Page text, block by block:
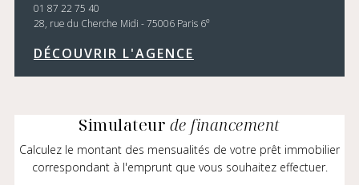
01 87 22 75 40
28, rue du Cherche Midi - 75006 Paris 6e
DÉCOUVRIR L'AGENCE
Simulateur de financement
Calculez le montant des mensualités de votre prêt immobilier
correspondant à l'emprunt que vous souhaitez effectuer.